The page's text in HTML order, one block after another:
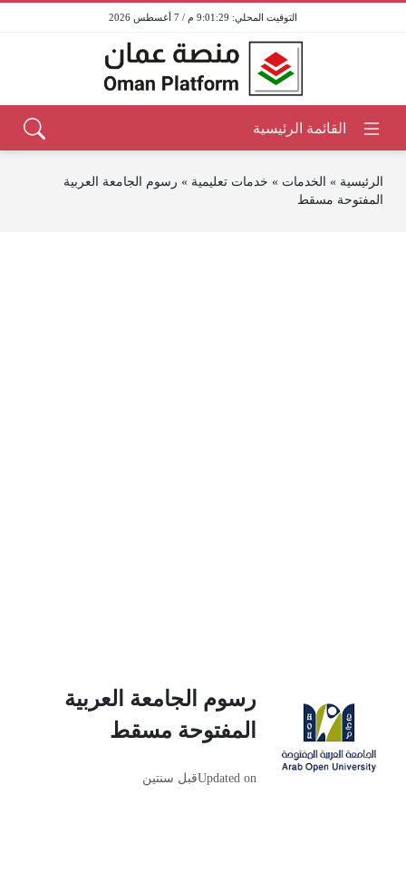
9:01:29 م / 7 أغسطس 2026
الرئيسية » الخدمات » خدمات تعليمية » رسوم الجامعة العربية
المفتوحة مسقط
رسوم الجامعة العربية
المفتوحة مسقط
Updated onقبل سنتين